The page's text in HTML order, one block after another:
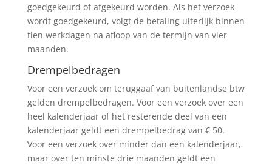
goedgekeurd of afgekeurd worden. Als het verzoek
wordt goedgekeurd, volgt de betaling uiterlijk binnen
tien werkdagen na afloop van de termijn van vier
maanden.
Drempelbedragen
Voor een verzoek om teruggaaf van buitenlandse btw
gelden drempelbedragen. Voor een verzoek over een
heel kalenderjaar of het resterende deel van een
kalenderjaar geldt een drempelbedrag van € 50.
Voor een verzoek over minder dan een kalenderjaar,
maar over ten minste drie maanden geldt een